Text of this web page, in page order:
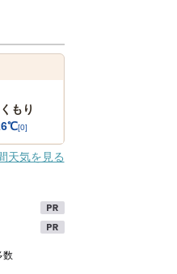
もり
[0]
天気を見る
数